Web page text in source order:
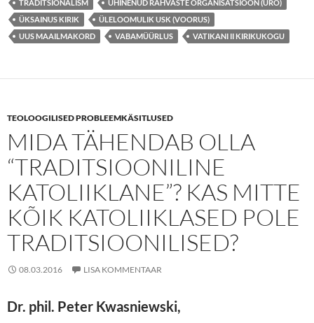
TRADITSIONALISM
ÜHINENUD RAHVASTE ORGANISATSIOON (ÜRO)
ÜKSAINUS KIRIK
ÜLELOOMULIK USK (VOORUS)
UUS MAAILMAKORD
VABAMÜÜRLUS VATIKANI II KIRIKUKOGU
TEOLOOGILISED PROBLEEMKÄSITLUSED
MIDA TÄHENDAB OLLA
“TRADITSIOONILINE
KATOLIIKLANE”? KAS MITTE
KÕIK KATOLIIKLASED POLE
TRADITSIOONILISED?
08.03.2016 LISA KOMMENTAAR
Dr. phil. Peter Kwasniewski,